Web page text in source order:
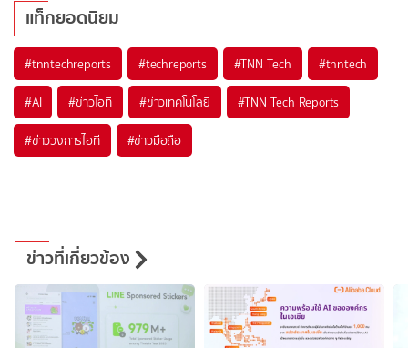
แท็กยอดนิยม
#tnntechreports #techreports #TNN Tech #tnntech
#AI #ข่าวไอที #ข่าวเทคโนโลยี #TNN Tech Reports
#ข่าววงการไอที #ข่าวมือถือ
ข่าวที่เกี่ยวข้อง